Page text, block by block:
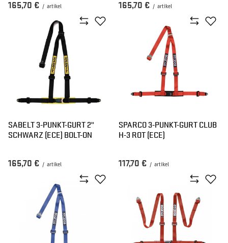
165,70 € / artikel 165,70 € / artikel
SABELT 3-PUNKT-GURT 2"
SCHWARZ (ECE) BOLT-ON
165,70 € / artikel
SPARCO 3-PUNKT-GURT CLUB
H-3 ROT (ECE)
117,70 € / artikel